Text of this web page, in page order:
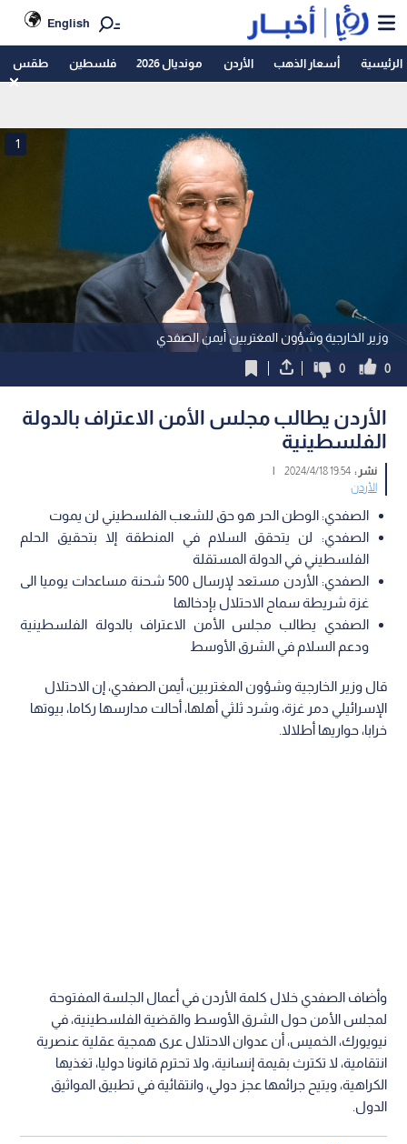
English
الرئيسية أسعار الذهب الأردن مونديال 2026 فلسطين طقس
وزير الخارجية وشؤون المغتربين أيمن الصفدي
1
0
0
الأردن يطالب مجلس الأمن الاعتراف بالدولة
الفلسطينية
نشر :19:54 2024/4/18
|
الأردن
الصفدي: الوطن الحر هو حق للشعب الفلسطيني لن يموت
الصفدي: لن يتحقق السلام في المنطقة إلا بتحقيق الحلم
الفلسطيني في الدولة المستقلة
الصفدي: الأردن مستعد لإرسال 500 شحنة مساعدات يوميا الى
غزة شريطة سماح الاحتلال بإدخالها
الصفدي يطالب مجلس الأمن الاعتراف بالدولة الفلسطينية
ودعم السلام في الشرق الأوسط
قال وزير الخارجية وشؤون المغتربين، أيمن الصفدي، إن الاحتلال
الإسرائيلي دمر غزة، وشرد ثلثي أهلها، أحالت مدارسها ركاما، بيوتها
خرابا، حواريها أطلالا.
وأضاف الصفدي خلال كلمة الأردن في أعمال الجلسة المفتوحة
لمجلس الأمن حول الشرق الأوسط والقضية الفلسطينية، في
نيويورك، الخميس، أن عدوان الاحتلال عرى همجية عقلية عنصرية
انتقامية، لا تكترث بقيمة إنسانية، ولا تحترم قانونا دوليا، تغذيها
الكراهية، ويتيح جرائمها عجز دولي، وانتقائية في تطبيق المواثيق
الدول.